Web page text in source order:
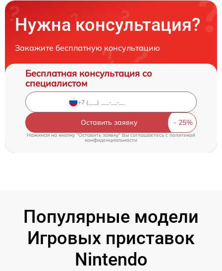
Нужна консультация?
Закажите бесплатную консультацию
Бесплатная консультация со
специалистом
Оставить заявку
Нажимая на кнопку "Оставить заявку" Вы соглашаетесь c политикой
конфиденциальности
Популярные модели
Игровых приставок
Nintendo